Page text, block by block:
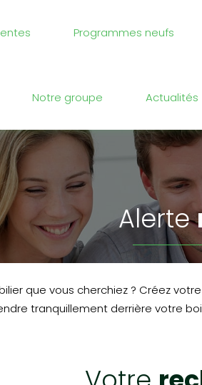
Programmes neufs
Notre groupe Actualités
alerte
que vous cherchiez ? Créez
tranquillement derrière votre